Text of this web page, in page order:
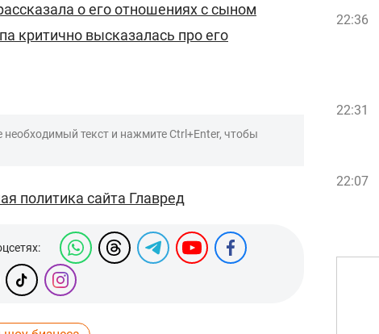
о его отношениях с сыном
критично высказалась про его
текст и нажмите Ctrl+Enter, чтобы
политика сайта Главред
22:36
22:31
22:07